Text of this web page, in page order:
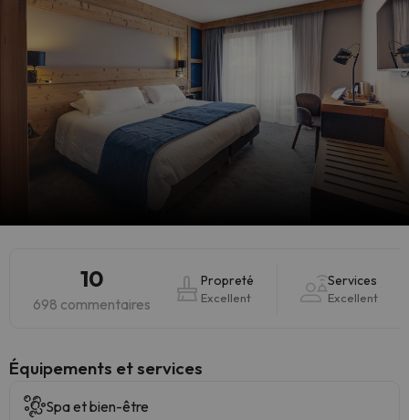
10
698 commentaires
Propreté
Excellent
Services
Excellent
​Équipements et services
Spa et bien-être